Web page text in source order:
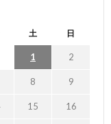
土 日
1 2
8 9
15 16